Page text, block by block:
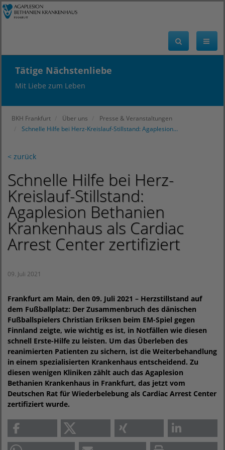
Tätige Nächstenliebe
Mit Liebe zum Leben
BKH Frankfurt Über uns
Presse & Veranstaltungen
Schnelle Hilfe bei Herz-Kreislauf-Stillstand: Agaplesion…
< zurück
Schnelle Hilfe bei Herz-
Kreislauf-Stillstand:
Agaplesion Bethanien
Krankenhaus als Cardiac
Arrest Center zertifiziert
09. Juli 2021
Frankfurt am Main, den 09. Juli 2021 – Herzstillstand auf
dem Fußballplatz: Der Zusammenbruch des dänischen
Fußballspielers Christian Eriksen beim EM-Spiel gegen
Finnland zeigte, wie wichtig es ist, in Notfällen wie diesen
schnell Erste-Hilfe zu leisten. Um das Überleben des
reanimierten Patienten zu sichern, ist die Weiterbehandlung
in einem spezialisierten Krankenhaus entscheidend. Zu
diesen wenigen Kliniken zählt auch das Agaplesion
Bethanien Krankenhaus in Frankfurt, das jetzt vom
Deutschen Rat für Wiederbelebung als Cardiac Arrest Center
zertifiziert wurde.